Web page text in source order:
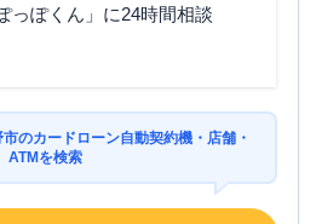
っぽくん」に24時間相談
のカードローン自動契約機・店舗・
ATMを検索